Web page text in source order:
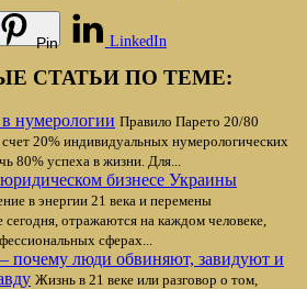
Pin LinkedIn
СТАТЬИ ПО ТЕМЕ:
нумерологии Правило Парето 20/80
20% индивидуальных нумерологических
80% успеха в жизни. Для...
бизнесе Украины
в энергии 21 века и перемены
отражаются на каждом человеке,
сферах...
почему люди обвиняют, завидуют и
Жизнь в 21 веке или разговор о том,